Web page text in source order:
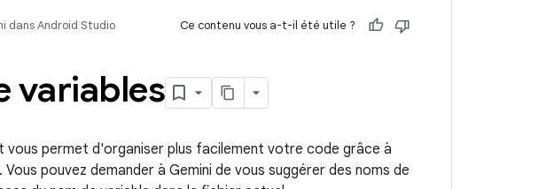
dans Android Studio Ce contenu vous a-t-il été utile ?
variables
vous permet d'organiser plus facilement votre code grâce à
pouvez demander à Gemini de vous suggérer des noms de